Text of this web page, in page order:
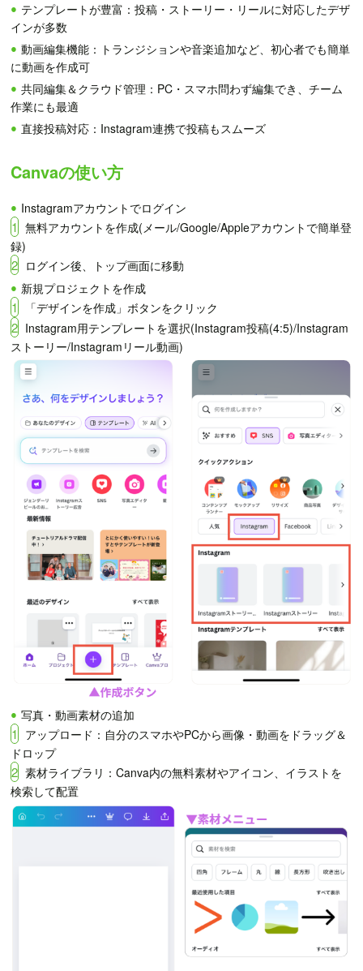
テンプレートが豊富：投稿・ストーリー・リールに対応したデザ
インが多数
動画編集機能：トランジションや音楽追加など、初心者でも簡単
に動画を作成可
共同編集＆クラウド管理：PC・スマホ問わず編集でき、チーム
作業にも最適
直接投稿対応：Instagram連携で投稿もスムーズ
Canvaの使い方
Instagramアカウントでログイン
1 無料アカウントを作成(メール/Google/Appleアカウントで簡単登
録)
2 ログイン後、トップ画面に移動
新規プロジェクトを作成
1 「デザインを作成」ボタンをクリック
2 Instagram用テンプレートを選択(Instagram投稿(4:5)/Instagram
ストーリー/Instagramリール動画)
写真・動画素材の追加
1 アップロード：自分のスマホやPCから画像・動画をドラッグ＆
ドロップ
2 素材ライブラリ：Canva内の無料素材やアイコン、イラストを
検索して配置